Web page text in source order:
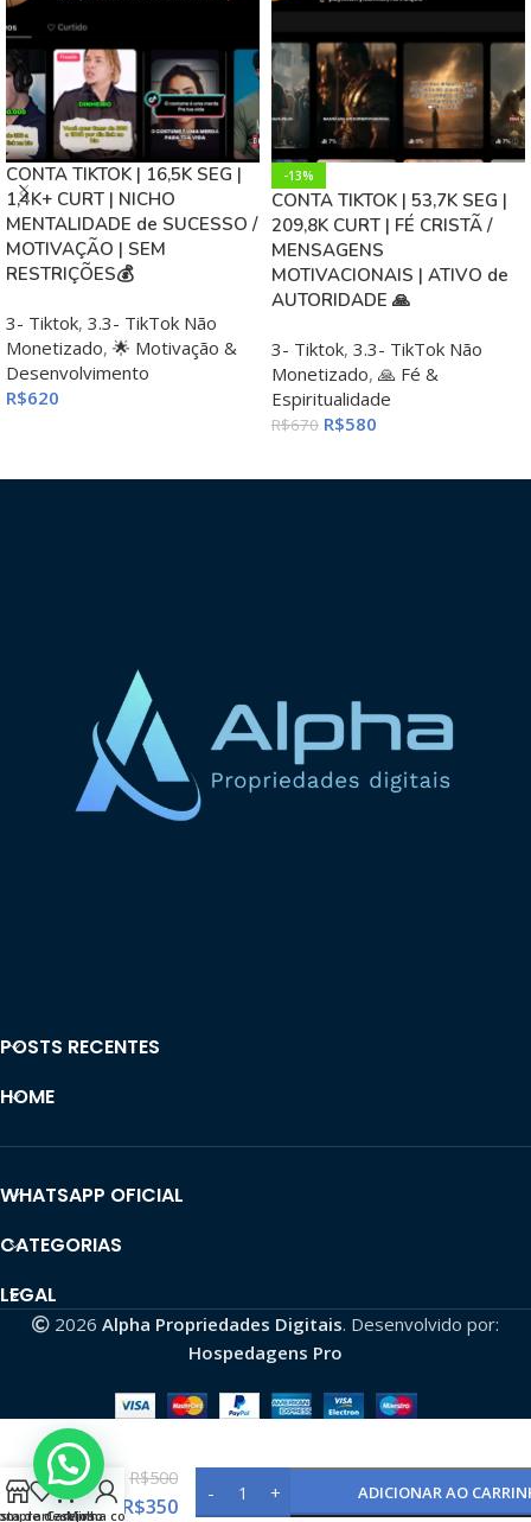
CONTA TIKTOK | 16,5K SEG |
1,4K+ CURT | NICHO
MENTALIDADE de SUCESSO /
MOTIVAÇÃO | SEM
RESTRIÇÕES💰
3- Tiktok, 3.3- TikTok Não
Monetizado, 🌟 Motivação &
Desenvolvimento
R$620
-13%
CONTA TIKTOK | 53,7K SEG |
209,8K CURT | FÉ CRISTÃ /
MENSAGENS
MOTIVACIONAIS | ATIVO de
AUTORIDADE 🙏
3- Tiktok, 3.3- TikTok Não
Monetizado, 🙏 Fé &
Espiritualidade
R$670 R$580
POSTS RECENTES
HOME
WHATSAPP OFICIAL
CATEGORIAS
LEGAL
2026 Alpha Propriedades Digitais. Desenvolvido por:
Hospedagens Pro
de desejos
Carrinho
Minha conta
Conta
do
tiktok
R$500
R$350
ADICIONAR AO